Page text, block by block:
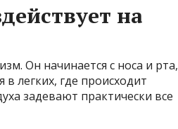
на
Он начинается с носа и рта,
в легких, где происходит
задевают практически все